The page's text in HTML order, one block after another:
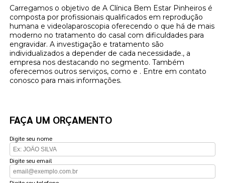
Carregamos o objetivo de A Clínica Bem Estar Pinheiros é
composta por profissionais qualificados em reprodução
humana e videolaparoscopia oferecendo o que há de mais
moderno no tratamento do casal com dificuldades para
engravidar. A investigação e tratamento são
individualizados a depender de cada necessidade., a
empresa nos destacando no segmento. Também
oferecemos outros serviços, como e . Entre em contato
conosco para mais informações.
FAÇA UM ORÇAMENTO
Digite seu nome
Digite seu email